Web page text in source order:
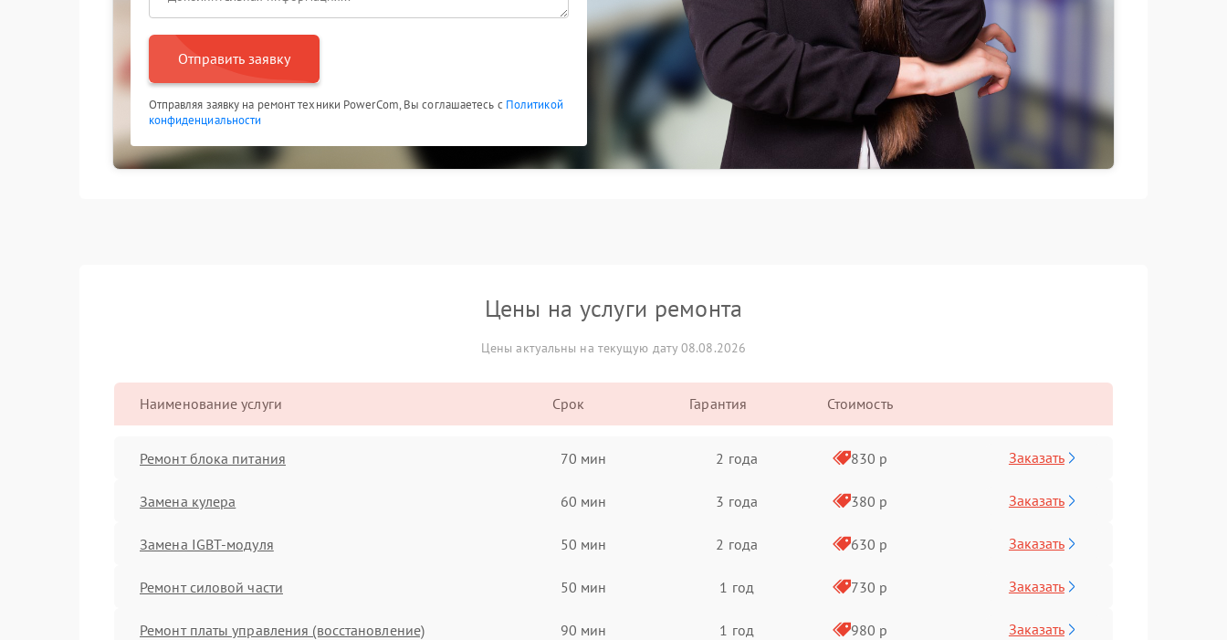
Отправить заявку
Отправляя заявку на ремонт техники PowerCom, Вы соглашаетесь с Политикой
конфиденциальности
Цены на услуги ремонта
Цены актуальны на текущую дату 08.08.2026
Наименование услуги Срок Гарантия Стоимость
Ремонт блока питания 70 мин 2 года 830 р Заказать
Замена кулера 60 мин 3 года 380 р Заказать
Замена IGBT-модуля 50 мин 2 года 630 р Заказать
Ремонт силовой части 50 мин 1 год 730 р Заказать
Ремонт платы управления (восстановление) 90 мин 1 год 980 р Заказать